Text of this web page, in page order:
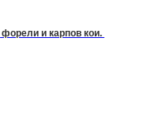
и карпов кои.